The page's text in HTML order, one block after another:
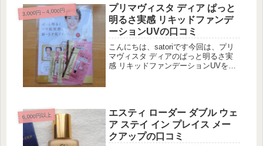
3
,000円～4,000円未満
プリマヴィスタ ディア ぱっと
明るさ実感 リキッドファンデ
ーションUVの口コミ
こんにちは、satoriです今回は、プリ
マヴィスタ ディアのぱっと明るさ実
感 リキッドファンデーションUVをご
6,000円以上
エスティ ローダー ダブル ウェ
ア ステイ イン プレイス メー
クアップの口コミ